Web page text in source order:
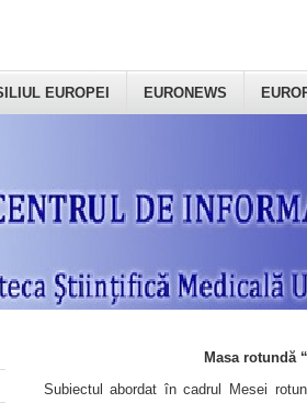
EUROPEI EURONEWS
Masa rotundă
Subiectul abordat în cadrul Mesei